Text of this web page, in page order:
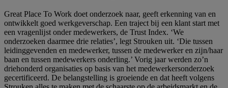
Great Place To Work doet onderzoek naar, geeft erkenning van en
ontwikkelt goed werkgeverschap. Een traject bĳ een klant start met
een vragenlĳst onder medewerkers, de Trust Index. ‘We
onderzoeken daarmee drie relaties’, legt Strouken uit. ‘Die tussen
leidinggevenden en medewerker, tussen de medewerker en zĳn/haar
baan en tussen medewerkers onderling.’ Vorig jaar werden zo’n
driehonderd organisaties op basis van het medewerkersonderzoek
gecertificeerd. De belangstelling is groeiende en dat heeft volgens